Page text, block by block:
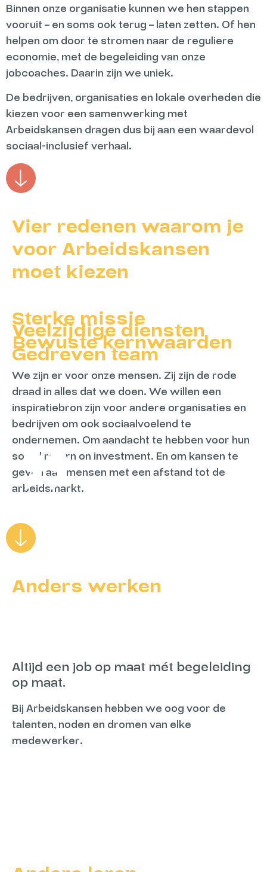
Binnen onze organisatie kunnen we hen stappen
vooruit – en soms ook terug – laten zetten. Of hen
helpen om door te stromen naar de reguliere
economie, met de begeleiding van onze
jobcoaches. Daarin zijn we uniek.
De bedrijven, organisaties en lokale overheden die
kiezen voor een samenwerking met
Arbeidskansen dragen dus bij aan een waardevol
sociaal-inclusief verhaal.
Vier redenen waarom je
voor Arbeidskansen
moet kiezen
Sterke missie
Veelzijdige diensten
Bewuste kernwaarden
Gedreven team
We zijn er voor onze mensen. Zij zijn de rode
draad in alles dat we doen. We willen een
inspiratiebron zijn voor andere organisaties en
bedrijven om ook sociaalvoelend te
ondernemen. Om aandacht te hebben voor hun
social return on investment. En om kansen te
geven aan mensen met een afstand tot de
arbeidsmarkt.
Anders werken
Altijd een job op maat mét begeleiding
op maat.
Bij Arbeidskansen hebben we oog voor de
talenten, noden en dromen van elke
medewerker.